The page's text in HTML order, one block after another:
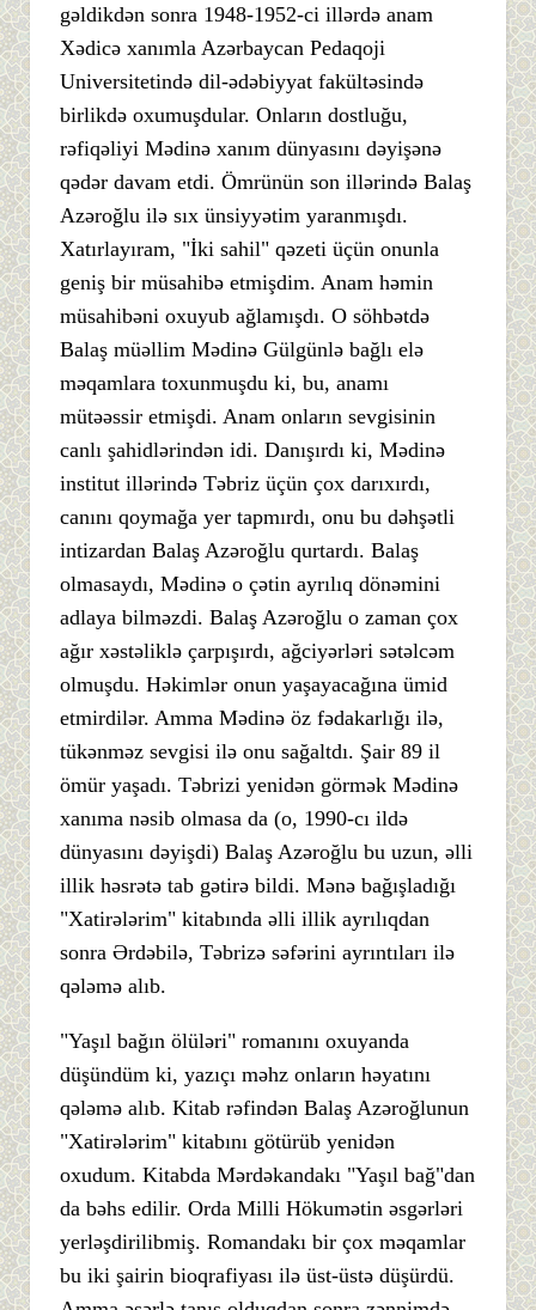
gəldikdən sonra 1948-1952-ci illərdə anam
Xədicə xanımla Azərbaycan Pedaqoji
Universitetində dil-ədəbiyyat fakültəsində
birlikdə oxumuşdular. Onların dostluğu,
rəfiqəliyi Mədinə xanım dünyasını dəyişənə
qədər davam etdi. Ömrünün son illərində Balaş
Azəroğlu ilə sıx ünsiyyətim yaranmışdı.
Xatırlayıram, "İki sahil" qəzeti üçün onunla
geniş bir müsahibə etmişdim. Anam həmin
müsahibəni oxuyub ağlamışdı. O söhbətdə
Balaş müəllim Mədinə Gülgünlə bağlı elə
məqamlara toxunmuşdu ki, bu, anamı
mütəəssir etmişdi. Anam onların sevgisinin
canlı şahidlərindən idi. Danışırdı ki, Mədinə
institut illərində Təbriz üçün çox darıxırdı,
canını qoymağa yer tapmırdı, onu bu dəhşətli
intizardan Balaş Azəroğlu qurtardı. Balaş
olmasaydı, Mədinə o çətin ayrılıq dönəmini
adlaya bilməzdi. Balaş Azəroğlu o zaman çox
ağır xəstəliklə çarpışırdı, ağciyərləri sətəlcəm
olmuşdu. Həkimlər onun yaşayacağına ümid
etmirdilər. Amma Mədinə öz fədakarlığı ilə,
tükənməz sevgisi ilə onu sağaltdı. Şair 89 il
ömür yaşadı. Təbrizi yenidən görmək Mədinə
xanıma nəsib olmasa da (o, 1990-cı ildə
dünyasını dəyişdi) Balaş Azəroğlu bu uzun, əlli
illik həsrətə tab gətirə bildi. Mənə bağışladığı
"Xatirələrim" kitabında əlli illik ayrılıqdan
sonra Ərdəbilə, Təbrizə səfərini ayrıntıları ilə
qələmə alıb.
"Yaşıl bağın ölüləri" romanını oxuyanda
düşündüm ki, yazıçı məhz onların həyatını
qələmə alıb. Kitab rəfindən Balaş Azəroğlunun
"Xatirələrim" kitabını götürüb yenidən
oxudum. Kitabda Mərdəkandakı "Yaşıl bağ"dan
da bəhs edilir. Orda Milli Hökumətin əsgərləri
yerləşdirilibmiş. Romandakı bir çox məqamlar
bu iki şairin bioqrafiyası ilə üst-üstə düşürdü.